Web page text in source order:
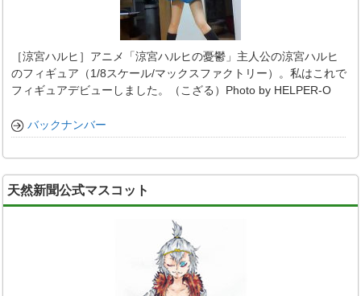
［涼宮ハルヒ］アニメ「涼宮ハルヒの憂鬱」主人公の涼宮ハルヒ
のフィギュア（1/8スケール/マックスファクトリー）。私はこれで
フィギュアデビューしました。（こざる）Photo by HELPER-O
バックナンバー
天然新聞公式マスコット